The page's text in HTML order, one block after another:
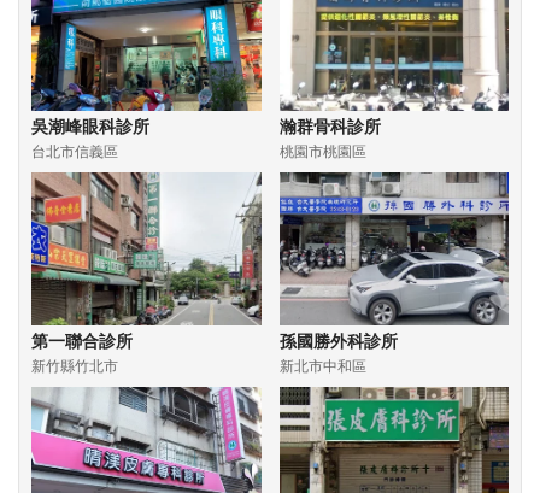
吳潮峰眼科診所
台北市信義區
瀚群骨科診所
桃園市桃園區
第一聯合診所
新竹縣竹北市
孫國勝外科診所
新北市中和區